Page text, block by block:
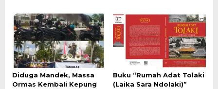
Diduga Mandek, Massa
Ormas Kembali Kepung
Buku “Rumah Adat Tolaki
(Laika Sara Ndolaki)”